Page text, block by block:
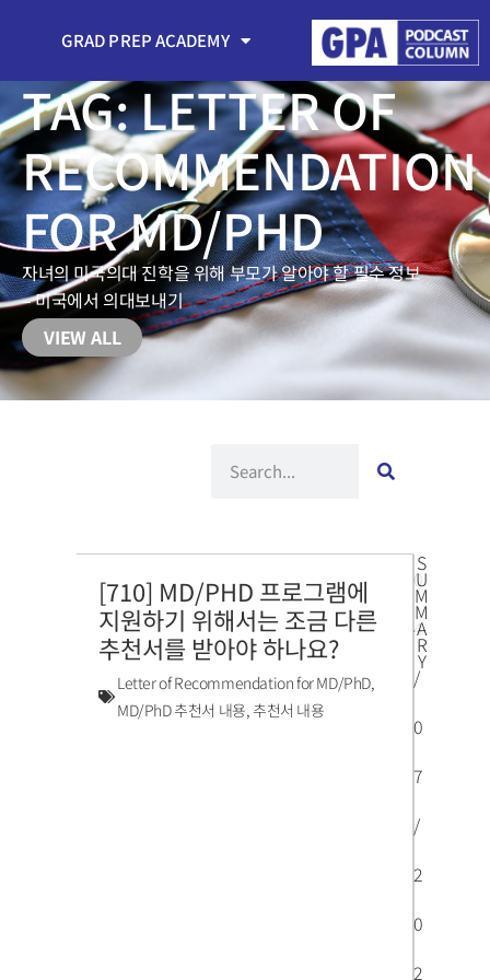
GRAD PREP ACADEMY
GRAD PREP ACADEMY
TAG: LETTER OF
RECOMMENDATION
FOR MD/PHD
자녀의 미국의대 진학을 위해 부모가 알아야 할 필수 정보
– 미국에서 의대보내기
VIEW ALL
[710] MD/PHD 프로그램에
지원하기 위해서는 조금 다른
추천서를 받아야 하나요?
Letter of Recommendation for MD/PhD,
MD/PhD 추천서 내용,추천서 내용
0
4
/
0
7
/
2
0
2
S
U
M
M
A
R
Y